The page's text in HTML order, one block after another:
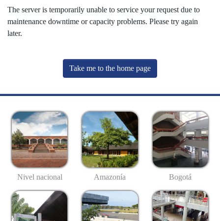
The server is temporarily unable to service your request due to
maintenance downtime or capacity problems. Please try again
later.
Take me to the home page
Nivel nacional Amazonía Bogotá